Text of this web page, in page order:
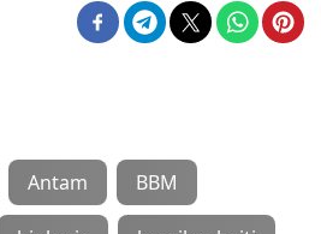
Antam BBM